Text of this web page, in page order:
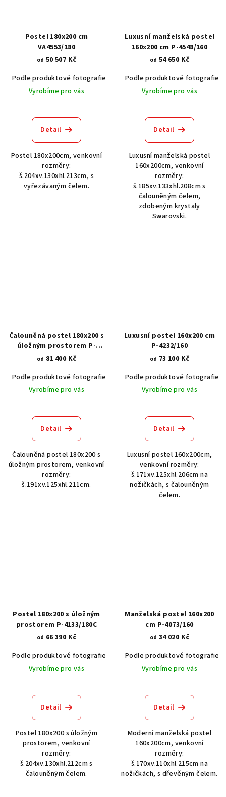
Postel 180x200 cm
VA4553/180
od 50 507 Kč
Podle produktové fotografie
Bílá Bílá s patinou BT9001-A6
Vyrobíme pro vás
Detail
Postel 180x200cm, venkovní
rozměry:
š.204xv.130xhl.213cm, s
vyřezávaným čelem.
Luxusní manželská postel
160x200 cm P-4548/160
od 54 650 Kč
Podle produktové fotografie
Vyrobíme pro vás
Detail
Luxusní manželská postel
160x200cm, venkovní
rozměry:
š.185xv.133xhl.208cm s
čalouněným čelem,
zdobeným krystaly
Swarovski.
Čalouněná postel 180x200 s
úložným prostorem P-
4236/180
od 81 400 Kč
Podle produktové fotografie
Akát vintage BT1551
Dub světlý
Vyrobíme pro vás
Detail
Čalouněná postel 180x200 s
úložným prostorem, venkovní
rozměry:
š.191xv.125xhl.211cm.
Luxusní postel 160x200 cm
P-4232/160
od 73 100 Kč
Podle produktové fotografie
Vyrobíme pro vás
Detail
Luxusní postel 160x200cm,
venkovní rozměry:
š.171xv.125xhl.206cm na
nožičkách, s čalouněným
čelem.
Postel 180x200 s úložným
prostorem P-4133/180C
od 66 390 Kč
Podle produktové fotografie
Bílá Bílá s patinou BT9001-A6
Vyrobíme pro vás
Detail
Postel 180x200 s úložným
prostorem, venkovní
rozměry:
š.204xv.130xhl.212cm s
čalouněným čelem.
Manželská postel 160x200
cm P-4073/160
od 34 020 Kč
Podle produktové fotografie
Vyrobíme pro vás
Detail
Moderní manželská postel
160x200cm, venkovní
rozměry:
š.170xv.110xhl.215cm na
nožičkách, s dřevěným čelem.